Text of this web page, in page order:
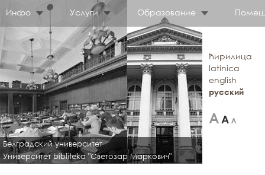
Инфо Услуги Образование
Белградский университет
Университет bibliteka "Светозар Маркович"
ћирилица
latinica
english
русский